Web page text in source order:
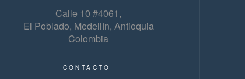
Calle 10 #4061,
El Poblado, Medellín, Antioquia
Colombia
CONTACTO